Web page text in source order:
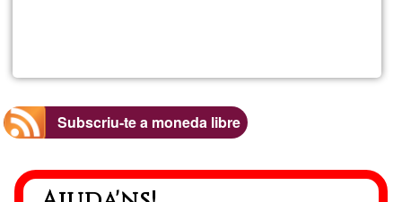
Subscriu-te a moneda libre